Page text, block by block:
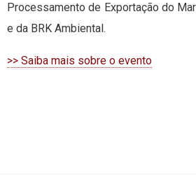
Processamento de Exportação do
e da BRK Ambiental.
>> Saiba mais sobre o evento